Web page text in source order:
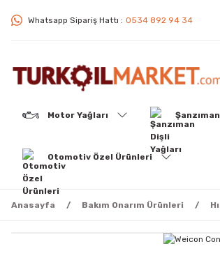
Whatsapp Sipariş Hattı : 0534 892 94 34
Motor Yağları
Otomotiv Özel Ürünleri
Anasayfa Bakım Onarım Ürünleri